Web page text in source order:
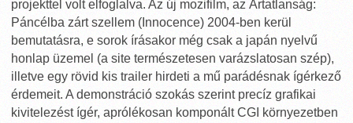
projekttel volt elfoglalva. Az új mozifilm, az Ártatlanság:
Páncélba zárt szellem (Innocence) 2004-ben kerül
bemutatásra, e sorok írásakor még csak a japán nyelvű
honlap üzemel (a site természetesen varázslatosan szép),
illetve egy rövid kis trailer hirdeti a mű parádésnak ígérkező
érdemeit. A demonstráció szokás szerint precíz grafikai
kivitelezést ígér, aprólékosan komponált CGI környezetben